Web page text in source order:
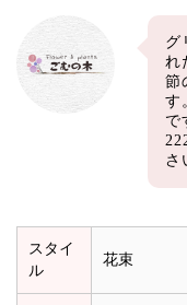
グ
れ
節
す
で
さ
スタイ
ル
花束